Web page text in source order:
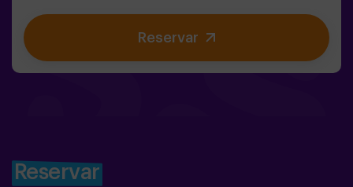
esconden y cómo romper los hechizos que las
mantienen atrapadas. Cada criatura es única y os
pondrá a prueba de una forma diferente.Aquí no se trata
Reservar
Reservar